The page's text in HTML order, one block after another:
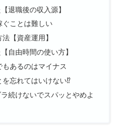
退職後の収入源】
ぐことは難しい
【資産運用】
自由時間の使い方】
あるのはマイナス
を忘れてはいけない⁉
続けないでスパッとやめよ